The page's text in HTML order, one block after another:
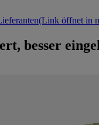
(Link öffnet in
besser